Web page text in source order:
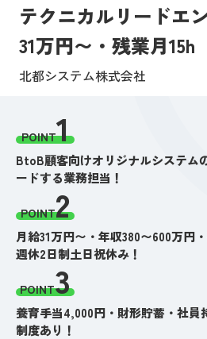
テクニカルリードエ
31万円〜・残業月15h
北都システム株式会社
POINT1
BtoB顧客向けオリジナルシステム
ードする業務担当！
POINT2
月給31万円〜・年収380〜600万円
週休2日制土日祝休み！
POINT3
養育手当4,000円・財形貯蓄・社員
制度あり！